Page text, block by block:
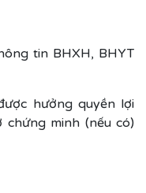
tin BHXH, BHYT
hưởng quyền lợi
chứng minh (nếu có)